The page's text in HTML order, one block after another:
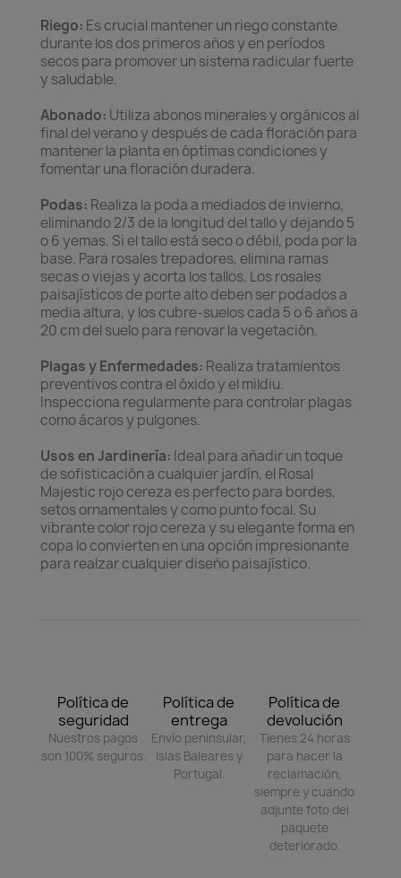
Riego: Es crucial mantener un riego constante
durante los dos primeros años y en períodos
secos para promover un sistema radicular fuerte
y saludable.
Abonado: Utiliza abonos minerales y orgánicos al
final del verano y después de cada floración para
mantener la planta en óptimas condiciones y
fomentar una floración duradera.
Podas: Realiza la poda a mediados de invierno,
eliminando 2/3 de la longitud del tallo y dejando 5
o 6 yemas. Si el tallo está seco o débil, poda por la
base. Para rosales trepadores, elimina ramas
secas o viejas y acorta los tallos. Los rosales
paisajísticos de porte alto deben ser podados a
media altura, y los cubre-suelos cada 5 o 6 años a
20 cm del suelo para renovar la vegetación.
Plagas y Enfermedades: Realiza tratamientos
preventivos contra el óxido y el mildiu.
Inspecciona regularmente para controlar plagas
como ácaros y pulgones.
Usos en Jardinería: Ideal para añadir un toque
de sofisticación a cualquier jardín, el Rosal
Majestic rojo cereza es perfecto para bordes,
setos ornamentales y como punto focal. Su
vibrante color rojo cereza y su elegante forma en
copa lo convierten en una opción impresionante
para realzar cualquier diseño paisajístico.
Política de
seguridad
Nuestros pagos
son 100% seguros.
Política de
entrega
Envío peninsular,
Islas Baleares y
Portugal.
Política de
devolución
Tienes 24 horas
para hacer la
reclamación,
siempre y cuando
adjunte foto del
paquete
deteriorado.